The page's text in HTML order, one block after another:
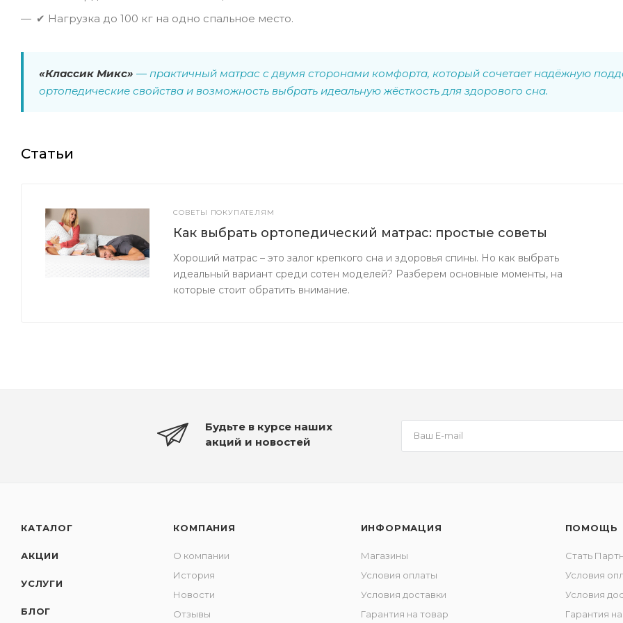
✔ Нагрузка до 100 кг на одно спальное место.
«Классик Микс» — практичный матрас с двумя сторонами комфорта, который сочетает надёжную
ортопедические свойства и возможность выбрать идеальную жёсткость для здорового сна.
Статьи
СОВЕТЫ ПОКУПАТЕЛЯМ
Как выбрать ортопедический матрас: простые советы
Хороший матрас – это залог крепкого сна и здоровья спины. Но как выбрать
идеальный вариант среди сотен моделей? Разберем основные моменты, на
которые стоит обратить внимание.
Будьте в курсе наших
акций и новостей
КАТАЛОГ
АКЦИИ
УСЛУГИ
БЛОГ
КОМПАНИЯ
О компании
История
Новости
Отзывы
ИНФОРМАЦИЯ
Магазины
Условия оплаты
Условия доставки
Гарантия на товар
ПОМОЩЬ
Стать
Условия
Условия
Гарантия